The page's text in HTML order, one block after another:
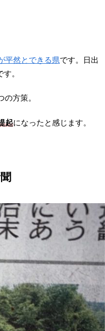
平然とできる県です。日出
。
方策。
起になったと感じます。